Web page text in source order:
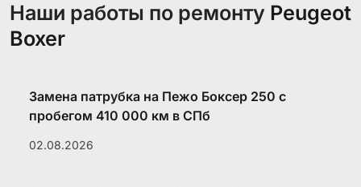
Наши работы по ремонту Peugeot
Boxer
Замена патрубка на Пежо Боксер 250 с
пробегом 410 000 км в СПб
02.08.2026